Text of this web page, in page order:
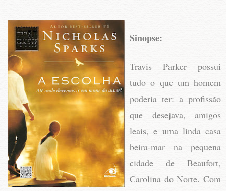
Sinopse:
Travis Parker possui
tudo o que um homem
poderia ter: a profissão
que desejava, amigos
leais, e uma linda casa
beira-mar na pequena
cidade de Beaufort,
Carolina do Norte. Com